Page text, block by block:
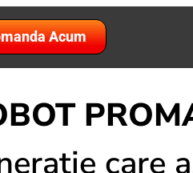
Acum
care